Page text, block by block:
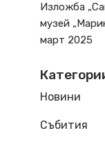
Изложба
музей
март 2025
Новини
Събития